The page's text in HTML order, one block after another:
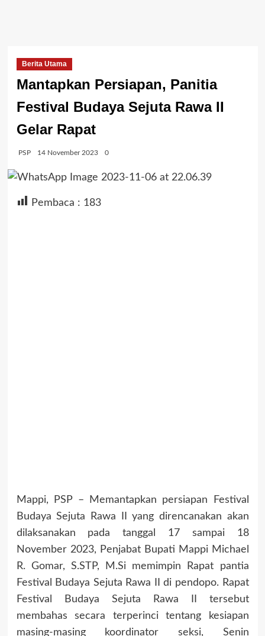
Berita Utama
Mantapkan Persiapan, Panitia
Festival Budaya Sejuta Rawa II
Gelar Rapat
PSP 14 November 2023 0
Pembaca : 183
Mappi, PSP – Memantapkan persiapan Festival
Budaya Sejuta Rawa II yang direncanakan akan
dilaksanakan pada tanggal 17 sampai 18
November 2023, Penjabat Bupati Mappi Michael
R. Gomar, S.STP, M.Si memimpin Rapat pantia
Festival Budaya Sejuta Rawa II di pendopo. Rapat
Festival Budaya Sejuta Rawa II tersebut
membahas secara terperinci tentang kesiapan
masing-masing koordinator seksi, Senin